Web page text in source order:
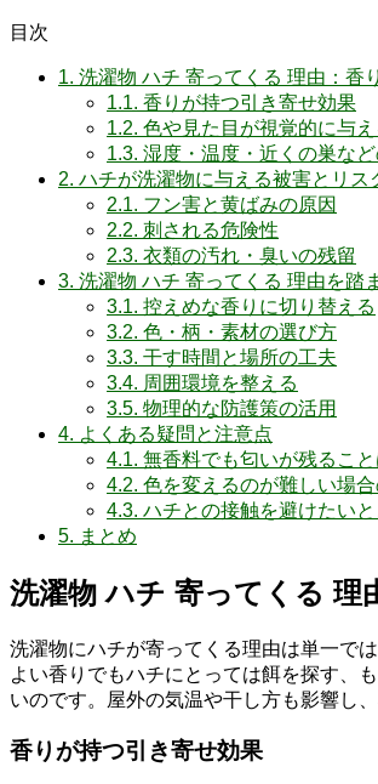
目次
1. 洗濯物 ハチ 寄ってくる 理由：香
1.1. 香りが持つ引き寄せ効果
1.2. 色や見た目が視覚的に与
1.3. 湿度・温度・近くの巣な
2. ハチが洗濯物に与える被害とリス
2.1. フン害と黄ばみの原因
2.2. 刺される危険性
2.3. 衣類の汚れ・臭いの残留
3. 洗濯物 ハチ 寄ってくる 理由を踏
3.1. 控えめな香りに切り替える
3.2. 色・柄・素材の選び方
3.3. 干す時間と場所の工夫
3.4. 周囲環境を整える
3.5. 物理的な防護策の活用
4. よくある疑問と注意点
4.1. 無香料でも匂いが残るこ
4.2. 色を変えるのが難しい場
4.3. ハチとの接触を避けたい
5. まとめ
洗濯物 ハチ 寄ってくる 理
洗濯物にハチが寄ってくる理由は単一で
よい香りでもハチにとっては餌を探す、
いのです。屋外の気温や干し方も影響し
香りが持つ引き寄せ効果